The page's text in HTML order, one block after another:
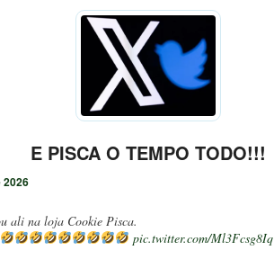
E PISCA O TEMPO TODO!!!
2026
ali na loja Cookie Pisca.
pic.twitter.com/Ml3Fcsg8Iq